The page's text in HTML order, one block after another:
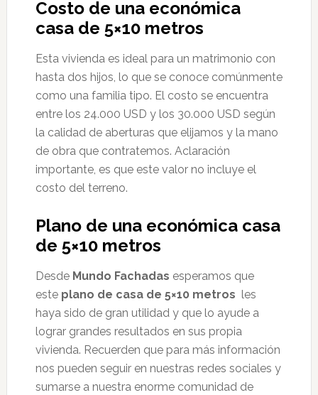
Costo de una económica
casa de 5×10 metros
Esta vivienda es ideal para un matrimonio con
hasta dos hijos, lo que se conoce comúnmente
como una familia tipo. El costo se encuentra
entre los 24.000 USD y los 30.000 USD según
la calidad de aberturas que elijamos y la mano
de obra que contratemos. Aclaración
importante, es que este valor no incluye el
costo del terreno.
Plano de una económica casa
de 5×10 metros
Desde Mundo Fachadas esperamos que
este plano de casa de 5×10 metros les
haya sido de gran utilidad y que lo ayude a
lograr grandes resultados en sus propia
vivienda. Recuerden que para más información
nos pueden seguir en nuestras redes sociales y
sumarse a nuestra enorme comunidad de